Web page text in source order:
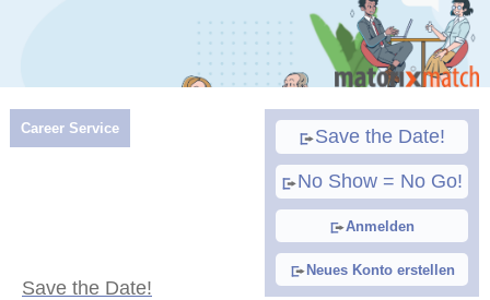
Save the Date!
No Show = No Go!
Anmelden
Neues Konto erstellen
Career Service
Save the Date!